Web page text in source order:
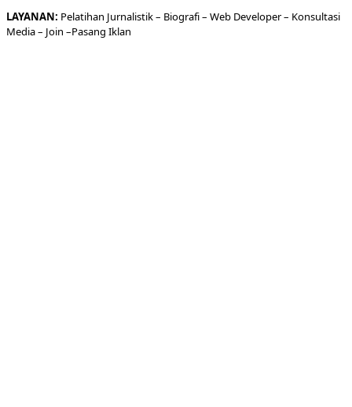
LAYANAN: Pelatihan Jurnalistik – Biografi– Web Developer– Konsultasi
Media– Join –Pasang Iklan